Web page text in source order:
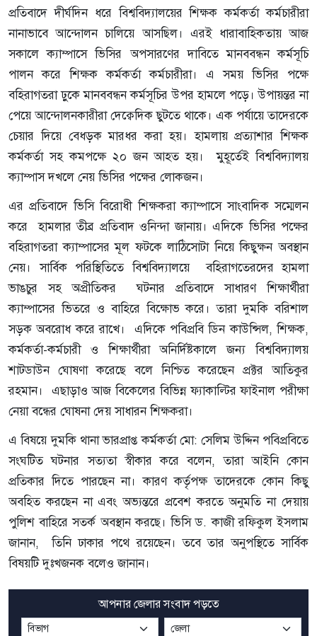
প্রতিবাদে দীর্ঘদিন ধরে বিশ্ববিদ্যালয়ের শিক্ষক কর্মকর্তা কর্মচারীরা
নানাভাবে আন্দোলন চালিয়ে আসছিল। এরই ধারাবাহিকতায় আজ
সকালে ক্যাম্পাসে ভিসির অপসারণের দাবিতে মানববন্ধন কর্মসূচি
পালন করে শিক্ষক কর্মকর্তা কর্মচারীরা। এ সময় ভিসির পক্ষে
বহিরাগতরা ঢ়ুকে মানববন্ধন কর্মসূচির উপর হামলে পড়ে। উপায়ন্তর না
পেয়ে আন্দোলনকারীরা দেক্বেদিক ছুটতে থাকে। এক পর্যায়ে তাদেরকে
চেয়ার দিয়ে বেধড়ক মারধর করা হয়। হামলায় প্রত্যাশার শিক্ষক
কর্মকর্তা সহ কমপক্ষে ২০ জন আহত হয়। মুহূর্তেই বিশ্ববিদ্যালয়
ক্যাম্পাস দখলে নেয় ভিসির পক্ষের লোকজন।
এর প্রতিবাদে ভিসি বিরোধী শিক্ষকরা ক্যাম্পাসে সাংবাদিক সম্মেলন
করে হামলার তীব্র প্রতিবাদ ওনিন্দা জানায়। এদিকে ভিসির পক্ষের
বহিরাগতরা ক্যাম্পাসের মূল ফটকে লাঠিসোটা নিয়ে কিছুক্ষন অবস্থান
নেয়। সার্বিক পরিস্থিতিতে বিশ্ববিদ্যালয়ে বহিরাগতেরদের হামলা
ভাঙচুর সহ অপ্রীতিকর ঘটনার প্রতিবাদে সাধারণ শিক্ষার্থীরা
ক্যাম্পাসের ভিতরে ও বাহিরে বিক্ষোভ করে। তারা দুমকি বরিশাল
সড়ক অবরোধ করে রাখে। এদিকে পবিপ্রবি ডিন কাউন্সিল, শিক্ষক,
কর্মকর্তা-কর্মচারী ও শিক্ষার্থীরা অনির্দিষ্টকালে জন্য বিশ্ববিদ্যালয়
শাটডাউন ঘোষণা করেছে বলে নিশ্চিত করেছেন প্রক্টর আতিকুর
রহমান। এছাড়াও আজ বিকেলের বিভিন্ন ফ্যাকাল্টির ফাইনাল পরীক্ষা
নেয়া বন্ধের ঘোষনা দেয় সাধারন শিক্ষকরা।
এ বিষয়ে দুমকি থানা ভারপ্রাপ্ত কর্মকর্তা মো: সেলিম উদ্দিন পবিপ্রবিতে
সংঘটিত ঘটনার সত্যতা স্বীকার করে বলেন, তারা আইনি কোন
প্রতিকার দিতে পারছেন না। কারণ কর্তৃপক্ষ তাদেরকে কোন কিছু
অবহিত করছেন না এবং অভ্যন্তরে প্রবেশ করতে অনুমতি না দেয়ায়
পুলিশ বাহিরে সতর্ক অবস্থান করছে। ভিসি ড. কাজী রফিকুল ইসলাম
জানান, তিনি ঢাকার পথে রয়েছেন। তবে তার অনুপস্থিতে সার্বিক
বিষয়টি দুঃখজনক বলেও জানান।
আপনার জেলার সংবাদ পড়তে